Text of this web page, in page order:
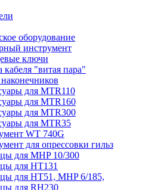
оборудование
инструмент
ключи
"витая пара"
для MTR110
для MTR160
для MTR300
для MTR35
WT 740G
для опрессовки гильз
для MHP 10/300
для НТ131
для НТ51, MHP 6/185,
для RH230